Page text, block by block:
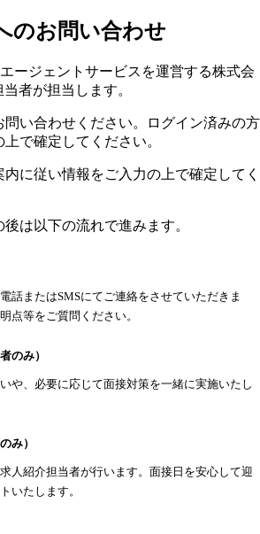
のお問い合わせ
ージェントサービスを運営する株式会
者が担当します。
い合わせください。ログイン済みの方
で確定してください。
に従い情報をご入力の上で確定してく
は以下の流れで進みます。
話またはSMSにてご連絡をさせていただきま
点等をご質問ください。
のみ）
や、必要に応じて面接対策を一緒に実施いたし
み）
人紹介担当者が行います。面接日を安心して迎
いたします。